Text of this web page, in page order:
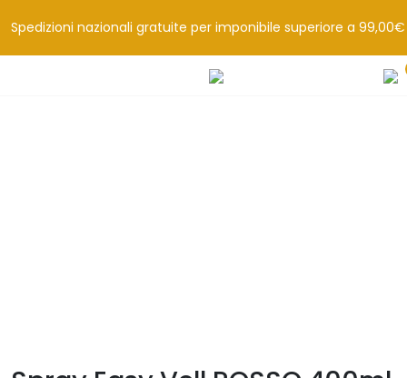
Spedizioni nazionali gratuite per imponibile superiore a 99,00€